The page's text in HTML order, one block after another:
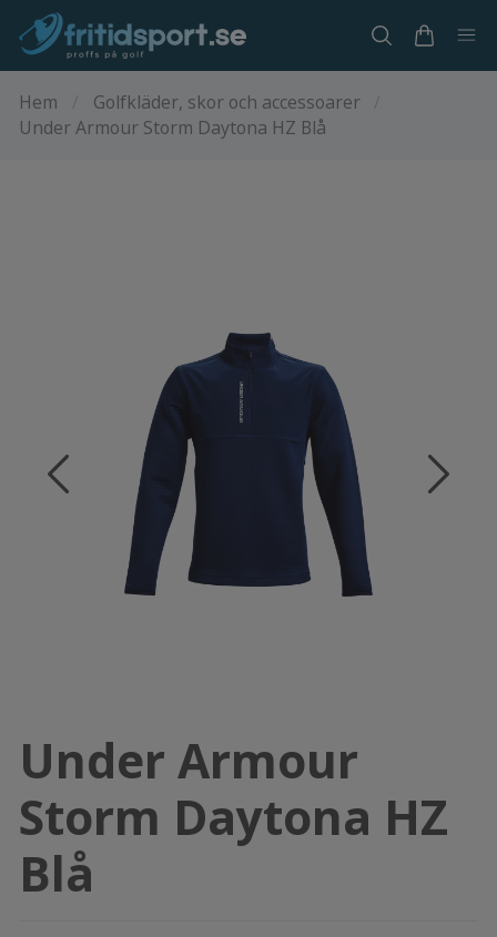
Hem Golfkläder, skor och accessoarer
Under Armour Storm Daytona HZ Blå
Under Armour
Storm Daytona HZ
Blå